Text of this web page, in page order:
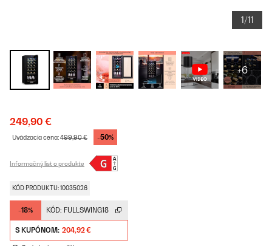
1/11
+6
249,90 €
Uvádzacia cena:499,90 € -50%
Informačný list o produkte
KÓD PRODUKTU: 10035026
-18% KÓD: FULLSWING18
S KUPÓNOM: 204,92 €